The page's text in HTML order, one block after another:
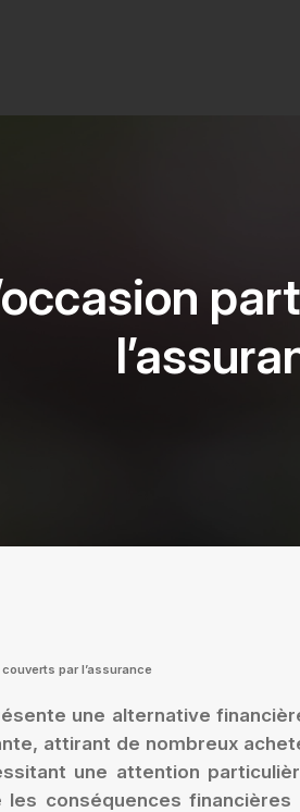
par l’assurance
une alternative
attirant de nombreux
une attention
conséquences